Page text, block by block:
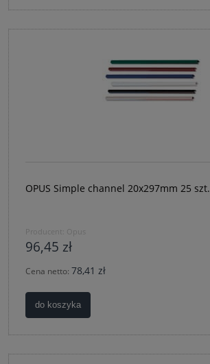
OPUS Simple channel 20x297mm 25 szt.
Producent: Opus
96,45 zł
Cena netto: 78,41 zł
do koszyka